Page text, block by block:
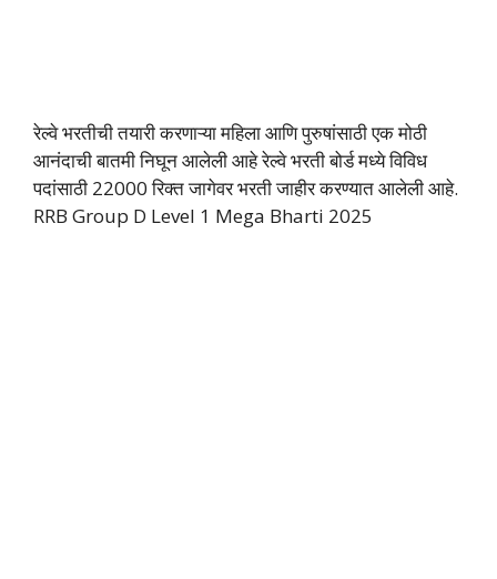
रेल्वे भरतीची तयारी करणाऱ्या महिला आणि पुरुषांसाठी एक मोठी
आनंदाची बातमी निघून आलेली आहे रेल्वे भरती बोर्ड मध्ये विविध
पदांसाठी 22000 रिक्त जागेवर भरती जाहीर करण्यात आलेली आहे.
RRB Group D Level 1 Mega Bharti 2025